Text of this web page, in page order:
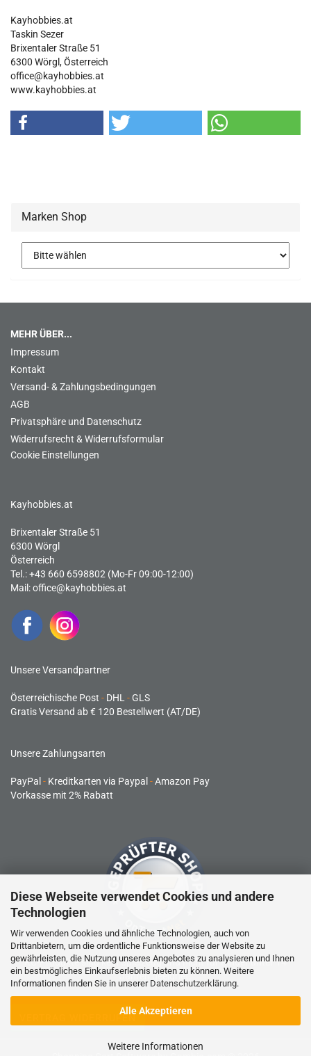
Diese Webseite verwendet Cookies und andere
Technologien
Wir verwenden Cookies und ähnliche Technologien, auch von
Drittanbietern, um die ordentliche Funktionsweise der Website zu
gewährleisten, die Nutzung unseres Angebotes zu analysieren und Ihnen
ein bestmögliches Einkaufserlebnis bieten zu können. Weitere
Informationen finden Sie in unserer Datenschutzerklärung.
Alle Akzeptieren
Weitere Informationen
Kayhobbies.at
Taskin Sezer
Brixentaler Straße 51
6300 Wörgl, Österreich
office@kayhobbies.at
www.kayhobbies.at
Marken Shop
MEHR ÜBER...
Impressum
Kontakt
Versand- & Zahlungsbedingungen
AGB
Privatsphäre und Datenschutz
Widerrufsrecht & Widerrufsformular
Cookie Einstellungen
Kayhobbies.at
Brixentaler Straße 51
6300 Wörgl
Österreich
Tel.: +43 660 6598802 (Mo-Fr 09:00-12:00)
Mail:office@kayhobbies.at
Unsere Versandpartner
Österreichische Post - DHL -GLS
Gratis Versand ab € 120 Bestellwert (AT/DE)
Unsere Zahlungsarten
PayPal - Kreditkarten via Paypal -Amazon Pay
Vorkasse mit 2% Rabatt
RC-Produkte sind kein Spielzeug und nicht für Kinder unter 14
Jahren geeignet.
VERTRAG WIDERRUFEN